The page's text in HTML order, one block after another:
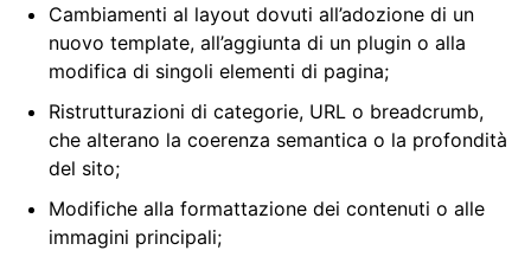
Cambiamenti al layout dovuti all’adozione di un
nuovo template, all’aggiunta di un plugin o alla
modifica di singoli elementi di pagina;
Ristrutturazioni di categorie, URL o breadcrumb,
che alterano la coerenza semantica o la profondità
del sito;
Modifiche alla formattazione dei contenuti o alle
immagini principali;